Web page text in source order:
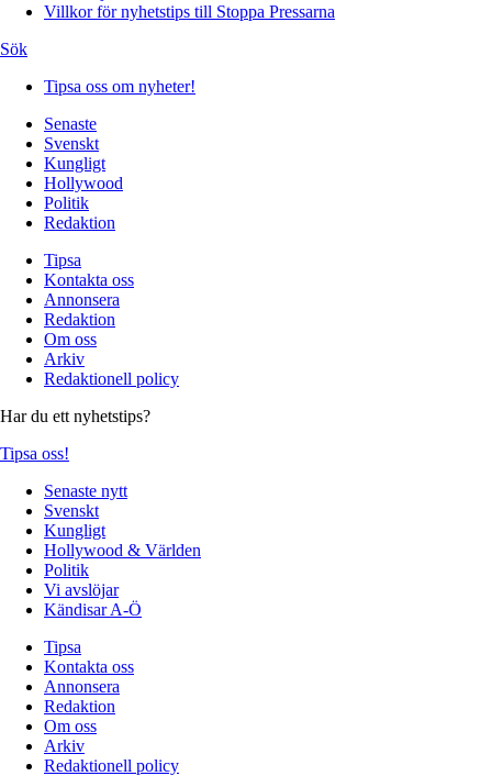
Villkor för nyhetstips till Stoppa Pressarna
Sök
Tipsa oss om nyheter!
Senaste
Svenskt
Kungligt
Hollywood
Politik
Redaktion
Tipsa
Kontakta oss
Annonsera
Redaktion
Om oss
Arkiv
Redaktionell policy
Har du ett nyhetstips?
Tipsa oss!
Senaste nytt
Svenskt
Kungligt
Hollywood & Världen
Politik
Vi avslöjar
Kändisar A-Ö
Tipsa
Kontakta oss
Annonsera
Redaktion
Om oss
Arkiv
Redaktionell policy